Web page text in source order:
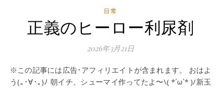
日常
正義のヒーロー利尿剤
2026年3月21日
※この記事には広告･アフィリエイトが含まれます。 おはよ
う(｡･∀･｡)ﾉ 朝イチ、シューマイ作ってたよ〜\( *´ω`* )/新玉